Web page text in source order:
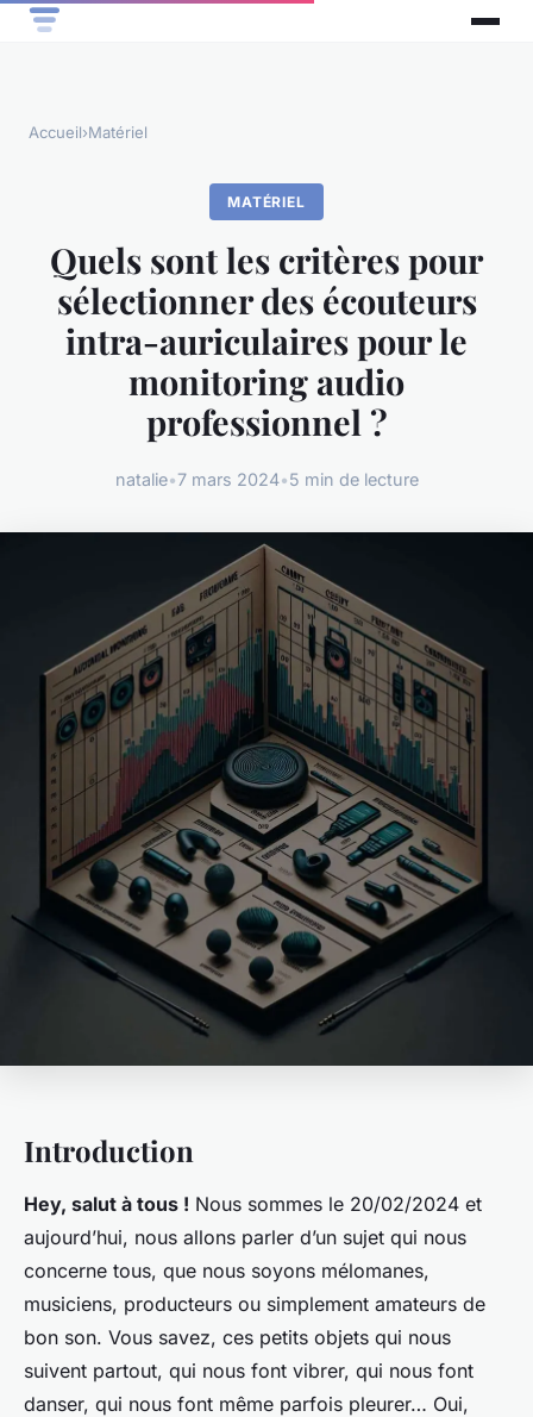
Accueil›Matériel
MATÉRIEL
Quels sont les critères pour
sélectionner des écouteurs
intra-auriculaires pour le
monitoring audio
professionnel ?
natalie•7 mars 2024•5 min de lecture
Introduction
Hey, salut à tous ! Nous sommes le 20/02/2024 et
aujourd’hui, nous allons parler d’un sujet qui nous
concerne tous, que nous soyons mélomanes,
musiciens, producteurs ou simplement amateurs de
bon son. Vous savez, ces petits objets qui nous
suivent partout, qui nous font vibrer, qui nous font
danser, qui nous font même parfois pleurer… Oui,